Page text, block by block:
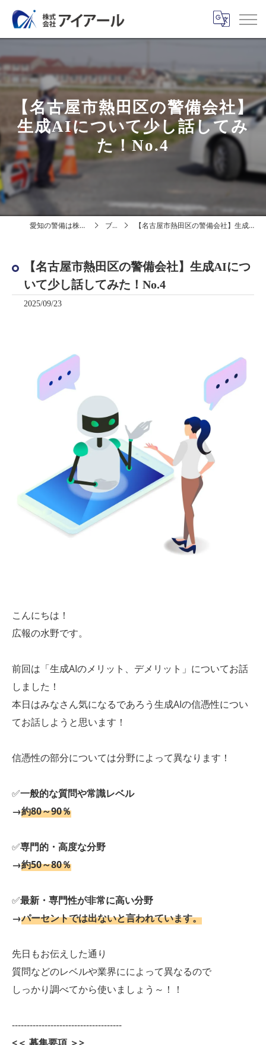
【名古屋市熱田区の警備会社】
生成AIについて少し話してみ
た！No.4
愛知の警備は株式会社アイアール ブログ 【名古屋市熱田区の警備会社】生成AIについて少し話してみた！No.4
【名古屋市熱田区の警備会社】生成AIにつ
いて少し話してみた！No.4
2025/09/23
こんにちは！
広報の水野です。
前回は「生成AIのメリット、デメリット」についてお話
しました！
本日はみなさん気になるであろう生成AIの信憑性につい
てお話しようと思います！
信憑性の部分については分野によって異なります！
✅一般的な質問や常識レベル
→約80～90％
✅専門的・高度な分野
→約50～80％
✅最新・専門性が非常に高い分野
→パーセントでは出ないと言われています。
先日もお伝えした通り
質問などのレベルや業界にによって異なるので
しっかり調べてから使いましょう～！！
-------------------------------------